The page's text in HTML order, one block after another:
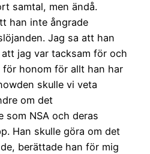
samtal, men ändå.
han inte ångrade
Jag sa att han
jag var tacksam för och
honom för allt han har
skulle vi veta
om det
som NSA och deras
Han skulle göra om det
berättade han för mig